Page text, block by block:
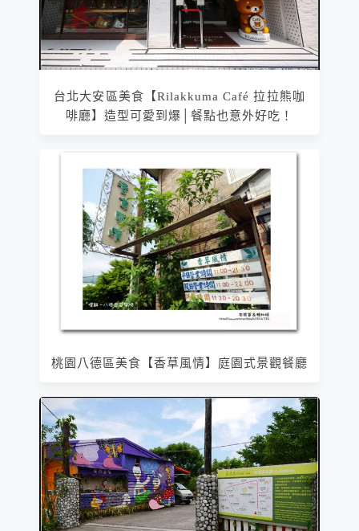
台北大安區美食【Rilakkuma Café 拉拉熊咖
啡廳】造型可愛到爆│餐點也意外好吃！
桃園八德區美食【香草風情】庭園式景觀餐廳